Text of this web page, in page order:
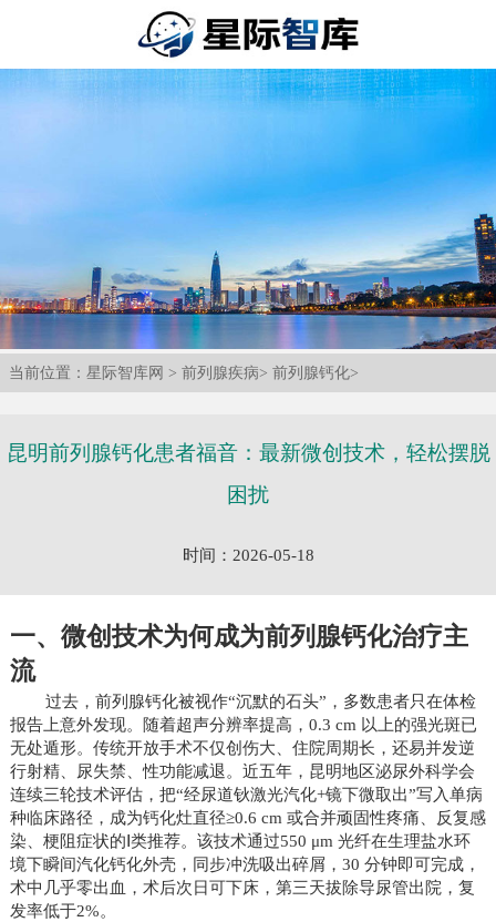
当前位置： 星际智库网 > 前列腺疾病> 前列腺钙化>
昆明前列腺钙化患者福音：最新微创技术，轻松摆脱
困扰
时间：2026-05-18
一、微创技术为何成为前列腺钙化治疗主
流
过去，前列腺钙化被视作“沉默的石头”，多数患者只在体检
报告上意外发现。随着超声分辨率提高，0.3 cm 以上的强光斑已
无处遁形。传统开放手术不仅创伤大、住院周期长，还易并发逆
行射精、尿失禁、性功能减退。近五年，昆明地区泌尿外科学会
连续三轮技术评估，把“经尿道钬激光汽化+镜下微取出”写入单病
种临床路径，成为钙化灶直径≥0.6 cm 或合并顽固性疼痛、反复感
染、梗阻症状的Ⅰ类推荐。该技术通过550 μm 光纤在生理盐水环
境下瞬间汽化钙化外壳，同步冲洗吸出碎屑，30 分钟即可完成，
术中几乎零出血，术后次日可下床，第三天拔除导尿管出院，复
发率低于2%。